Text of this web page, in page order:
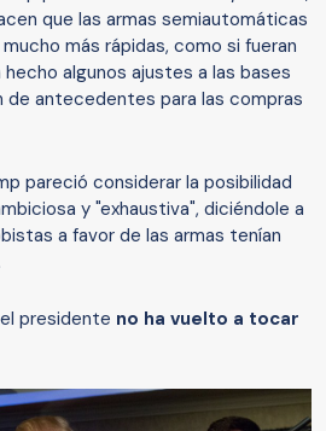
que las armas semiautomáticas
más rápidas, como si fueran
algunos ajustes a las bases
antecedentes para las compras
pareció considerar la posibilidad
y "exhaustiva", diciéndole a
a favor de las armas tenían
presidente no ha vuelto a tocar